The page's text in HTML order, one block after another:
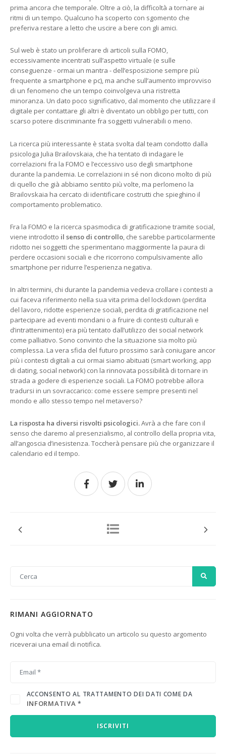
prima ancora che temporale. Oltre a ciò, la difficoltà a tornare ai
ritmi di un tempo. Qualcuno ha scoperto con sgomento che
preferiva restare a letto che uscire a bere con gli amici.
Sul web è stato un proliferare di articoli sulla FOMO,
eccessivamente incentrati sull’aspetto virtuale (e sulle
conseguenze - ormai un mantra - dell’esposizione sempre più
frequente a smartphone e pc), ma anche sull’aumento improvviso
di un fenomeno che un tempo coinvolgeva una ristretta
minoranza. Un dato poco significativo, dal momento che utilizzare il
digitale per contattare gli altri è diventato un obbligo per tutti, con
scarso potere discriminante fra soggetti vulnerabili o meno.
La ricerca più interessante è stata svolta dal team condotto dalla
psicologa Julia Brailovskaia, che ha tentato di indagare le
correlazioni fra la FOMO e l’eccessivo uso degli smartphone
durante la pandemia. Le correlazioni in sé non dicono molto di più
di quello che già abbiamo sentito più volte, ma perlomeno la
Brailovskaia ha cercato di identificare costrutti che spieghino il
comportamento problematico.
Fra la FOMO e la ricerca spasmodica di gratificazione tramite social,
viene introdotto il senso di controllo, che sarebbe particolarmente
ridotto nei soggetti che sperimentano maggiormente la paura di
perdere occasioni sociali e che ricorrono compulsivamente allo
smartphone per ridurre l’esperienza negativa.
In altri termini, chi durante la pandemia vedeva crollare i contesti a
cui faceva riferimento nella sua vita prima del lockdown (perdita
del lavoro, ridotte esperienze sociali, perdita di gratificazione nel
partecipare ad eventi mondani o a fruire di contesti culturali e
d’intrattenimento) era più tentato dall’utilizzo dei social network
come palliativo. Sono convinto che la situazione sia molto più
complessa. La vera sfida del futuro prossimo sarà coniugare ancor
più i contesti digitali a cui ormai siamo abituati (smart working, app
di dating, social network) con la rinnovata possibilità di tornare in
strada a godere di esperienze sociali. La FOMO potrebbe allora
tradursi in un sovraccarico: come essere sempre presenti nel
mondo e allo stesso tempo nel metaverso?
La risposta ha diversi risvolti psicologici.Avrà a che fare con il
senso che daremo al presenzialismo, al controllo della propria vita,
all’angoscia d’inesistenza. Toccherà pensare più che organizzare il
calendario ed il tempo.
RIMANI AGGIORNATO
Ogni volta che verrà pubblicato un articolo su questo argomento
riceverai una email di notifica.
ACCONSENTO AL TRATTAMENTO DEI DATI COME DA
INFORMATIVA *
ISCRIVITI